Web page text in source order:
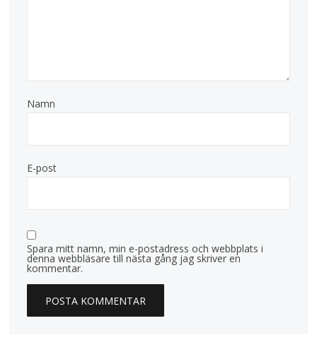
Namn
E-post
Spara mitt namn, min e-postadress och webbplats i
denna webbläsare till nästa gång jag skriver en
kommentar.